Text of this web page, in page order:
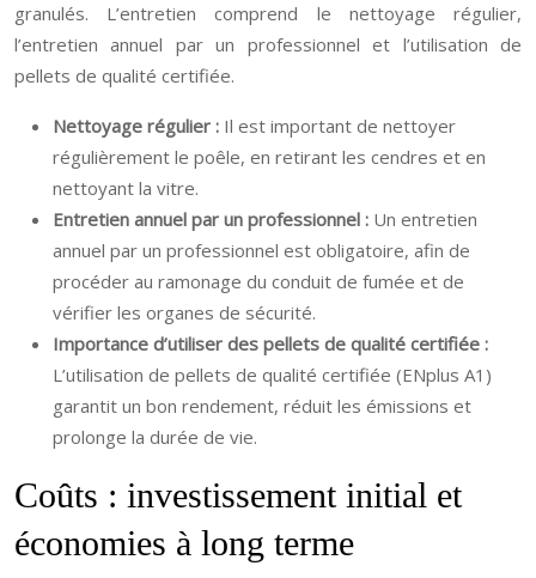
granulés. L’entretien comprend le nettoyage régulier,
l’entretien annuel par un professionnel et l’utilisation de
pellets de qualité certifiée.
Nettoyage régulier : Il est important de nettoyer
régulièrement le poêle, en retirant les cendres et en
nettoyant la vitre.
Entretien annuel par un professionnel : Un entretien
annuel par un professionnel est obligatoire, afin de
procéder au ramonage du conduit de fumée et de
vérifier les organes de sécurité.
Importance d’utiliser des pellets de qualité certifiée :
L’utilisation de pellets de qualité certifiée (ENplus A1)
garantit un bon rendement, réduit les émissions et
prolonge la durée de vie.
Coûts : investissement initial et
économies à long terme